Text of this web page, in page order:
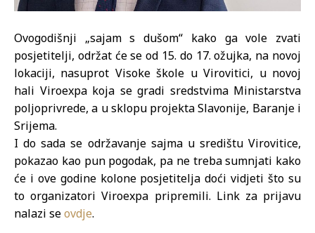
Ovogodišnji „sajam s dušom“ kako ga vole zvati
posjetitelji, održat će se od 15. do 17. ožujka, na novoj
lokaciji, nasuprot Visoke škole u Virovitici, u novoj
hali Viroexpa koja se gradi sredstvima Ministarstva
poljoprivrede, a u sklopu projekta Slavonije, Baranje i
Srijema.
I do sada se održavanje sajma u središtu Virovitice,
pokazao kao pun pogodak, pa ne treba sumnjati kako
će i ove godine kolone posjetitelja doći vidjeti što su
to organizatori Viroexpa pripremili. Link za prijavu
nalazi seovdje.